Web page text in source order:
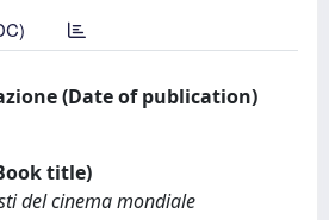
(Date of publication)
title)
del cinema mondiale